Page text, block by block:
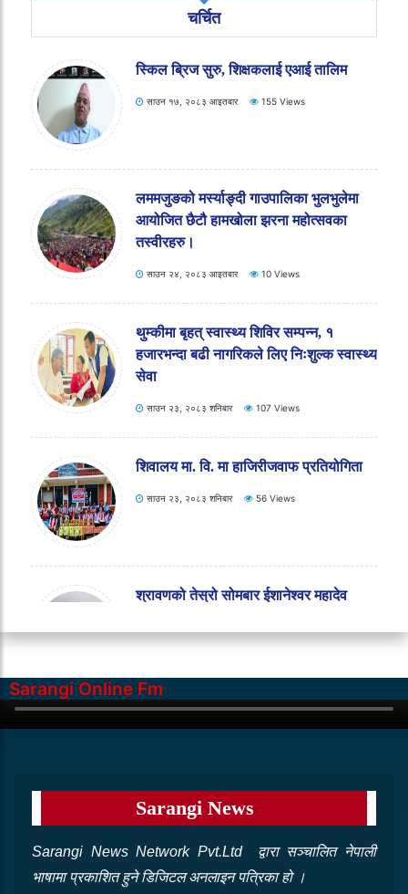
चर्चित
स्किल ब्रिज सुरु, शिक्षकलाई एआई तालिम
साउन १७, २०८३ आइतबार 155 Views
लममजुङको मर्स्याङ्दी गाउपालिका भुलभुलेमा
आयोजित छैटौ हामखोला झरना महोत्सवका
तस्वीरहरु।
साउन २४, २०८३ आइतबार 10 Views
थुम्कीमा बृहत् स्वास्थ्य शिविर सम्पन्न, १
हजारभन्दा बढी नागरिकले लिए निःशुल्क स्वास्थ्य
सेवा
साउन २३, २०८३ शनिबार 107 Views
शिवालय मा. वि. मा हाजिरीजवाफ प्रतियोगिता
साउन २३, २०८३ शनिबार 56 Views
श्रावणको तेस्रो सोमबार ईशानेश्वर महादेव
दान संकलन।
नेपाल शिक्षक महासङ्घ, राष्ट्रिय समितिको
साउन १८, २०८३ सोमबार
Sarangi Online Fm
Sarangi News
Sarangi News Network Pvt.Ltd द्वारा सञ्‍चालित नेपाली
भाषामा प्रकाशित हुने डिजिटल अनलाइन पत्रिका हो ।